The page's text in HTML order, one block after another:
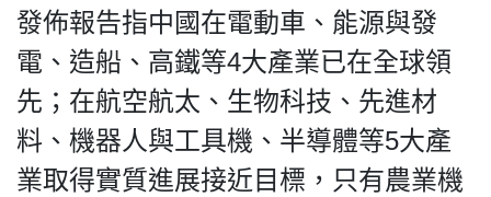
發佈報告指中國在電動車、能源與發
電、造船、高鐵等4大產業已在全球領
先；在航空航太、生物科技、先進材
料、機器人與工具機、半導體等5大產
業取得實質進展接近目標，只有農業機